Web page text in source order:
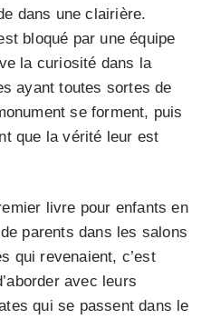
dans une clairière.
bloqué par une équipe
la curiosité dans la
ayant toutes sortes de
se forment, puis
que la vérité leur est
livre pour enfants en
parents dans les salons
qui revenaient, c’est
avec leurs
qui se passent dans le